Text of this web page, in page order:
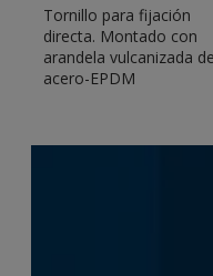
Tornillo para fijación
directa. Montado con
arandela vulcanizada de
acero-EPDM